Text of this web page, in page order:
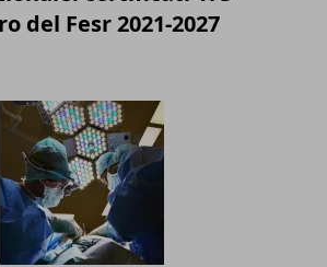
del Fesr 2021-2027